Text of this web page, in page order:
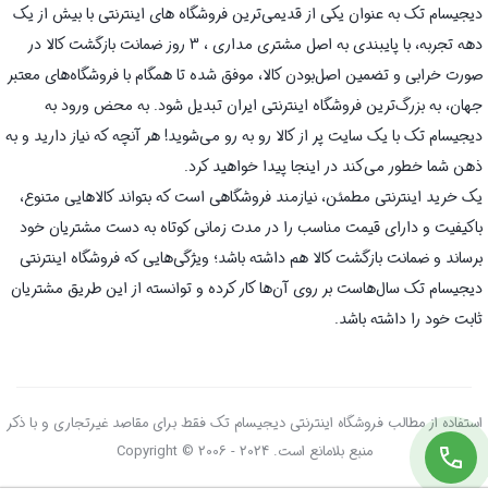
دیجیسام تک به عنوان یکی از قدیمی‌ترین فروشگاه های اینترنتی با بیش از یک
دهه تجربه، با پایبندی به اصل مشتری مداری ، 3 روز ضمانت بازگشت کالا در
صورت خرابی و تضمین اصل‌بودن کالا، موفق شده تا همگام با فروشگاه‌های معتبر
جهان، به بزرگ‌ترین فروشگاه اینترنتی ایران تبدیل شود. به محض ورود به
دیجیسام تک با یک سایت پر از کالا رو به رو می‌شوید! هر آنچه که نیاز دارید و به
ذهن شما خطور می‌کند در اینجا پیدا خواهید کرد.
یک خرید اینترنتی مطمئن، نیازمند فروشگاهی است که بتواند کالاهایی متنوع،
باکیفیت و دارای قیمت مناسب را در مدت زمانی کوتاه به دست مشتریان خود
برساند و ضمانت بازگشت کالا هم داشته باشد؛ ویژگی‌هایی که فروشگاه اینترنتی
دیجیسام تک سال‌هاست بر روی آن‌ها کار کرده و توانسته از این طریق مشتریان
ثابت خود را داشته باشد.
استفاده از مطالب فروشگاه اینترنتی دیجیسام تک فقط برای مقاصد غیرتجاری و با ذکر
منبع بلامانع است. Copyright © 2006 - 2024